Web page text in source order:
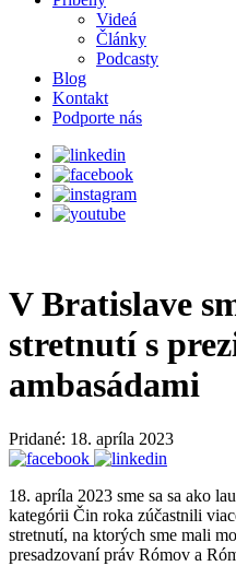
Videá
Články
Podcasty
Blog
Kontakt
Podporte nás
V Bratislave
stretnutí s
ambasádami
Pridané: 18. apríla 2023
18. apríla 2023 sme sa sa ako
kategórii Čin roka zúčastnili
stretnutí, na ktorých sme mali
presadzovaní práv Rómov a